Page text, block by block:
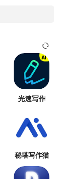
光速写作
秘塔写作猫